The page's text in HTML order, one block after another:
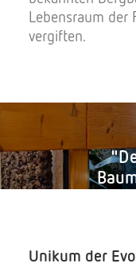
Lebensraum der
vergiften.
Unikum der